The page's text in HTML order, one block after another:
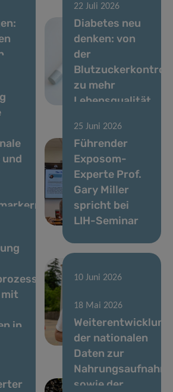
22 Juli 2026
Diabetes neu
denken: von
der
zu mehr
Lebensqualität
und
25 Juni 2026
Führender
Exposom-
Experte Prof.
Gary Miller
spricht bei
LIH-Seminar
in
10 Juni 2026
Unterstützung
der
Krebsforschung
18 Mai 2026
Weiterentwicklung
der nationalen
Daten zur
sowie der